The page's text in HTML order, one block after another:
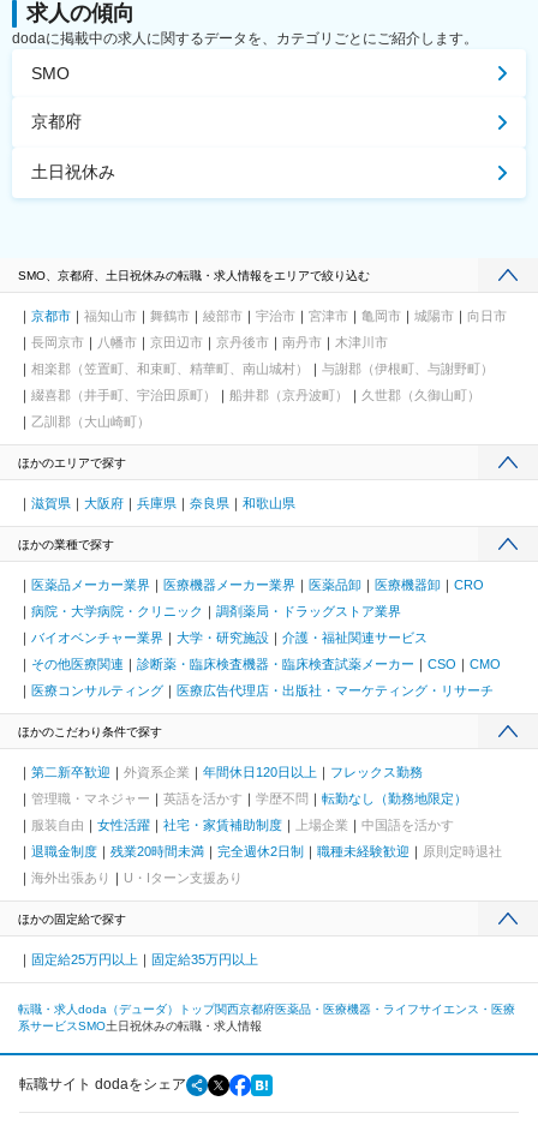
求人の傾向
dodaに掲載中の求人に関するデータを、カテゴリごとにご紹介します。
SMO
京都府
土日祝休み
SMO、京都府、土日祝休みの転職・求人情報をエリアで絞り込む
京都市 福知山市 舞鶴市 綾部市 宇治市 宮津市 亀岡市 城陽市
向日市
長岡京市
八幡市 京田辺市 京丹後市 南丹市
木津川市
相楽郡（笠置町、和束町、精華町、南山城村）
与謝郡（伊根町、与謝野町）
綴喜郡（井手町、宇治田原町）
船井郡（京丹波町）
久世郡（久御山町）
乙訓郡（大山崎町）
ほかのエリアで探す
滋賀県 大阪府 兵庫県 奈良県 和歌山県
ほかの業種で探す
医薬品メーカー業界 医療機器メーカー業界 医薬品卸 医療機器卸
CRO
病院・大学病院・クリニック
調剤薬局・ドラッグストア業界
バイオベンチャー業界
大学・研究施設
介護・福祉関連サービス
その他医療関連
診断薬・臨床検査機器・臨床検査試薬メーカー CSO
CMO
医療コンサルティング
医療広告代理店・出版社・マーケティング・リサーチ
ほかのこだわり条件で探す
第二新卒歓迎 外資系企業 年間休日120日以上
フレックス勤務
管理職・マネジャー
英語を活かす 学歴不問
転勤なし（勤務地限定）
服装自由
女性活躍 社宅・家賃補助制度 上場企業
中国語を活かす
退職金制度
残業20時間未満 完全週休2日制 職種未経験歓迎
原則定時退社
海外出張あり
U・Iターン支援あり
ほかの固定給で探す
固定給25万円以上 固定給35万円以上
転職・求人doda（デューダ）トップ関西京都府医薬品・医療機器・ライフサイエンス・医療
系サービスSMO土日祝休みの転職・求人情報
転職サイト dodaをシェア